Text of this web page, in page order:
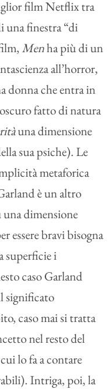
film Netflix tra
una finestra “di
Menha più di un
all’horror,
donna che entra in
fatto di natura
una dimensione
sua psiche). Le
metaforica
è un altro
una dimensione
essere bravi bisogna
superficie i
caso Garland
significato
caso mai si tratta
nel resto del
lo fa a contare
Intriga, poi, la